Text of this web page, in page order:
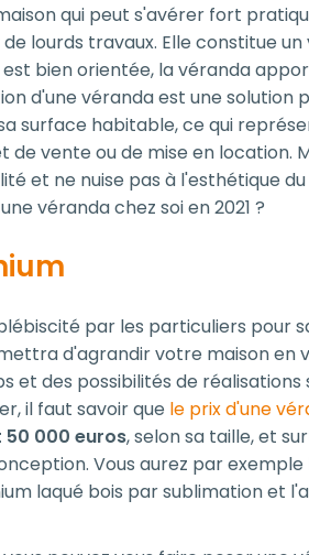
qui peut s'avérer fort
lourds travaux. Elle constitue
bien orientée, la véranda
d'une véranda est une solution
surface habitable, ce qui
vente ou de mise en location.
et ne nuise pas à l'esthétique
véranda chez soi en 2021 ?
par les particuliers pour
d'agrandir votre maison en
des possibilités de réalisations
il faut savoir que le prix d'une
000 euros, selon sa taille, et
Vous aurez par
laqué bois par sublimation et